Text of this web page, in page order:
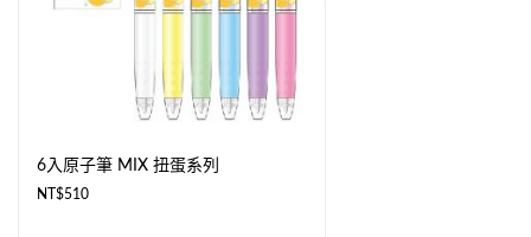
6入原子筆 MIX 扭蛋系列
NT$510